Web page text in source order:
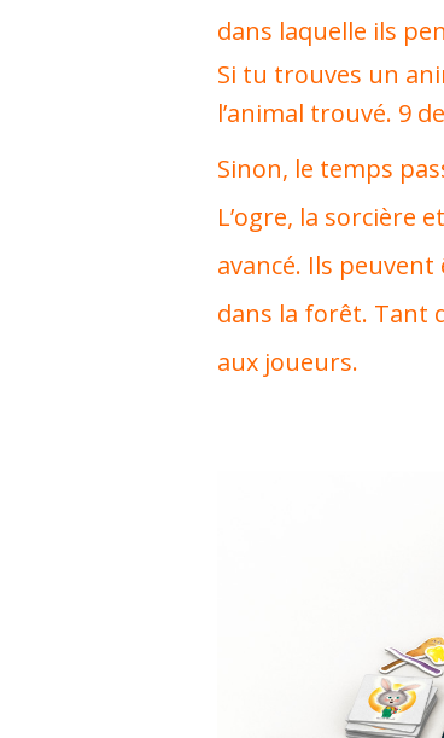
dans laquelle ils
Si tu trouves un
l’animal trouvé. 9
Sinon, le temps
L’ogre, la sorcière
avancé. Ils
dans la forêt. Tant
aux joueurs.